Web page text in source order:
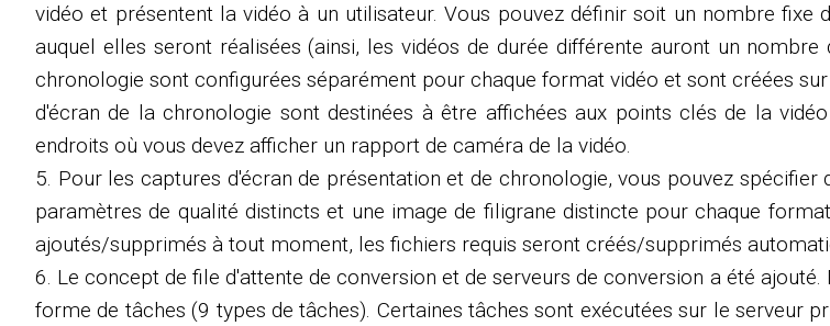
vidéo et présentent la vidéo à un utilisateur. Vous pouvez définir soit un nombre
auquel elles seront réalisées (ainsi, les vidéos de durée différente auront un
chronologie sont configurées séparément pour chaque format vidéo et sont créées
d'écran de la chronologie sont destinées à être affichées aux points clés de la
endroits où vous devez afficher un rapport de caméra de la vidéo.
5. Pour les captures d'écran de présentation et de chronologie, vous pouvez
paramètres de qualité distincts et une image de filigrane distincte pour chaque
ajoutés/supprimés à tout moment, les fichiers requis seront créés/supprimés
6. Le concept de file d'attente de conversion et de serveurs de conversion a été
forme de tâches (9 types de tâches). Certaines tâches sont exécutées sur le serveur